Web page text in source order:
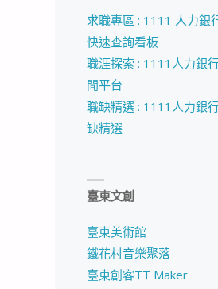
求職專區 : 1111 人力銀
快速查詢看板
職涯探索 : 1111人力銀
聞平台
職缺精選 : 1111人力銀
缺精選
臺東文創
臺東美術館
鐵花村音樂聚落
臺東創客TT Maker